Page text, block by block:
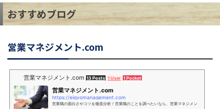
おすすめブログ
営業マネジメント.com
営業マネジメント.com 13 Posts 1 User 1 Pocket
営業マネジメント.com
https://eigyomanagement.com
営業職の面白さやコツを徹底分析！営業職のことを調べたいなら、営業マネジメン